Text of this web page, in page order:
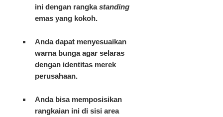
ini dengan rangkastanding
emas yang kokoh.
Anda dapat menyesuaikan
warna bunga agar selaras
dengan identitas merek
perusahaan.
Anda bisa memposisikan
rangkaian ini di sisi area